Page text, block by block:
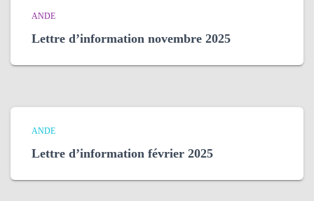
ANDE
Lettre d’information novembre 2025
ANDE
Lettre d’information février 2025